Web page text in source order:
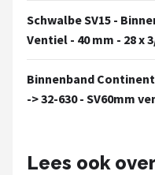
Schwalbe SV15 -
Ventiel - 40 mm - 28 x
Binnenband
-> 32-630 - SV60mm
Lees ook